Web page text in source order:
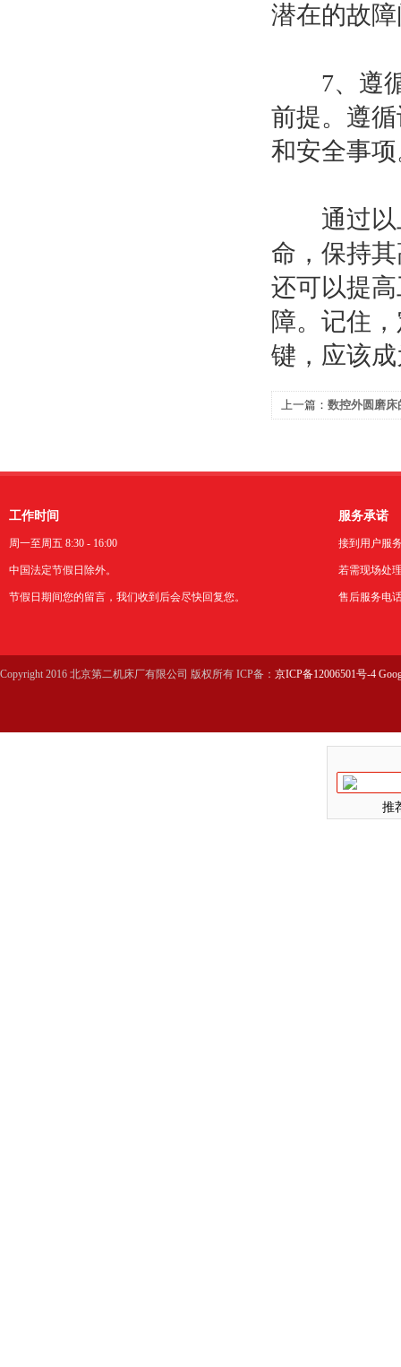
潜在的故
7、遵循
前提。遵
和安全事
通过以上
命，保持
还可以提
障。记住
键，应该
上一篇： 数控外圆磨床
工作时间
周一至周五 8:30 - 16:00
中国法定节假日除外。
节假日期间您的留言，我们收到后会尽快回复您。
服务承诺
接到用户服
若需现场处
售后服务电
Copyright 2016 北京第二机床厂有限公司 版权所有 ICP备： 京ICP备12006501号-4
推